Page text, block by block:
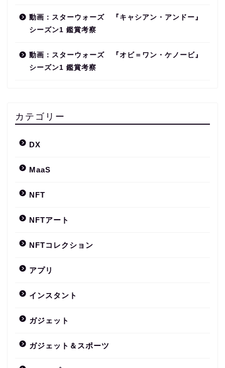
動画：スターウォーズ 『キャシアン・アンドー』
シーズン1 鑑賞考察
動画：スターウォーズ 『オビ＝ワン・ケノービ』
シーズン1 鑑賞考察
カテゴリー
DX
MaaS
NFT
NFTアート
NFTコレクション
アプリ
インスタント
ガジェット
ガジェット＆スポーツ